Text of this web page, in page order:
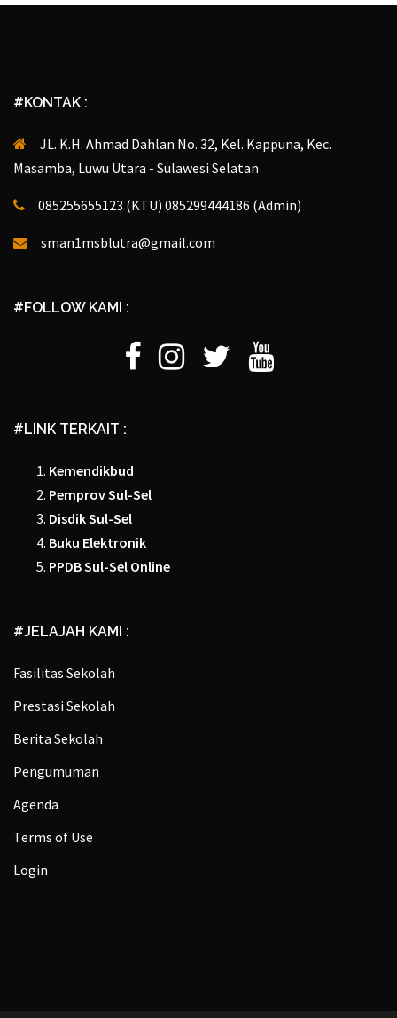
#KONTAK :
JL. K.H. Ahmad Dahlan No. 32, Kel. Kappuna, Kec.
Masamba, Luwu Utara - Sulawesi Selatan
085255655123 (KTU) 085299444186 (Admin)
sman1msblutra@gmail.com
#FOLLOW KAMI :
FacebookInstagramTwitter
#LINK TERKAIT :
Kemendikbud
Pemprov Sul-Sel
Disdik Sul-Sel
Buku Elektronik
PPDB Sul-Sel Online
#JELAJAH KAMI :
Fasilitas Sekolah
Prestasi Sekolah
Berita Sekolah
Pengumuman
Agenda
Terms of Use
Login